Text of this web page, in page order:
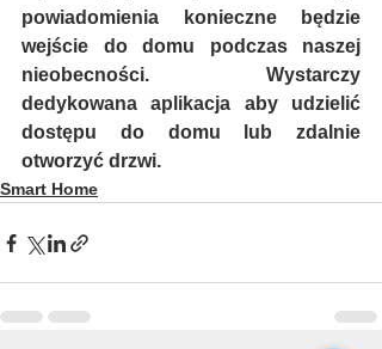
powiadomienia konieczne będzie
wejście do domu podczas naszej
nieobecności. Wystarczy
dedykowana aplikacja aby udzielić
dostępu do domu lub zdalnie
otworzyć drzwi.
Smart Home